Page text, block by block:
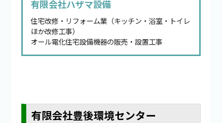
有限会社ハザマ設備
住宅改修・リフォーム業（キッチン・浴室・トイレ
ほか改修工事）
オール電化住宅設備機器の販売・設置工事
有限会社豊後環境センター